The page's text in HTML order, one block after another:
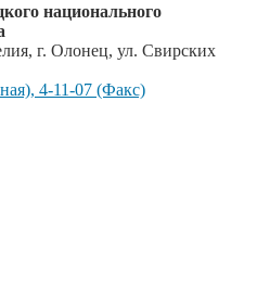
национального
г. Олонец, ул. Свирских
4-11-07 (Факс)